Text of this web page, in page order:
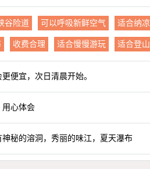
谷险道 可以呼吸新鲜空气 适合纳凉
收费合理 适合慢慢游玩 适合登山
便宜，次日清晨开始。
用心体会
神秘的溶洞，秀丽的味江，夏天瀑布